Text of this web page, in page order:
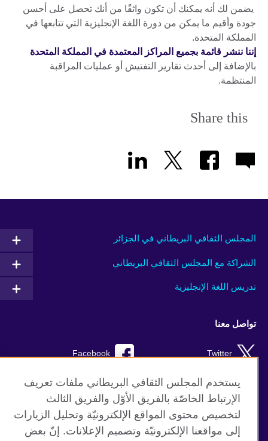
يضمن لك أنه يمكنك أن تكون واثقًا من أنك تحصل على أحسن
جودة وأقيم ما يمكن من دورة اللغة الإنجليزية التي تتابعها في
المملكة المتحدة.
إننا ننشر قائمة بجميع المراكز المعتمدة في المملكة المتحدة
بالإضافة إلى أحدث تقارير التفتيش أو عمليات المراقبة
المنتظمة.
Share this
المجلس الثقافي البريطاني في الجزائر
الشراكة مع المجلس الثقافي البريطاني
تدريس اللغة الإنجليزية
تواصل معنا
Facebook Twitter
TikTok Instagram
Youtube
يستخدم المجلس الثقافي البريطاني ملفات تعريف
الإرتباط الخاصّة بالفريق الأوّل والفريق الثالث
لتخصيص محتوى المواقع الإلكترونيّة وتحليل الزيارات
إلى مواقعنا الإلكترونيّة وتصميم الإعلانات. إنّ بعض